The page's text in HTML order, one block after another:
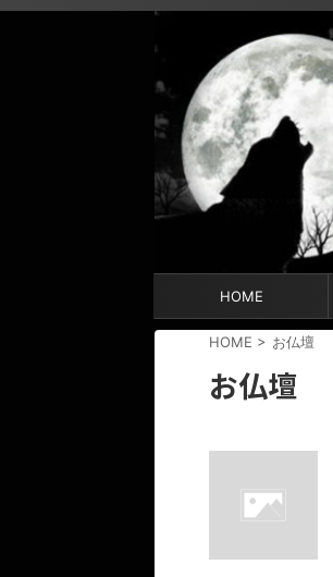
HOME
HOME > お仏壇
お仏壇